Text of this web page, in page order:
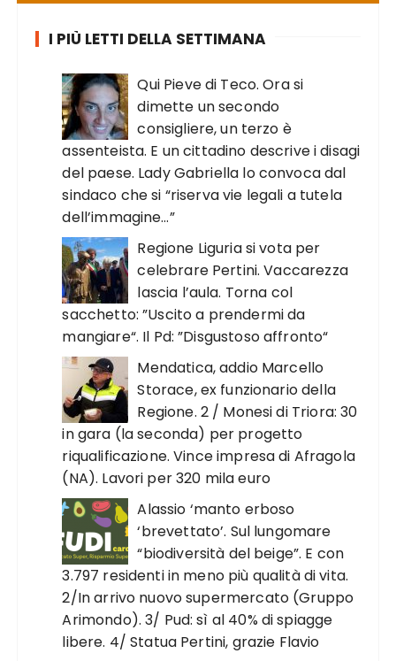
I PIÙ LETTI DELLA SETTIMANA
Qui Pieve di Teco. Ora si
dimette un secondo
consigliere, un terzo è
assenteista. E un cittadino descrive i disagi
del paese. Lady Gabriella lo convoca dal
sindaco che si “riserva vie legali a tutela
dell’immagine…”
Regione Liguria si vota per
celebrare Pertini. Vaccarezza
lascia l’aula. Torna col
sacchetto: ”Uscito a prendermi da
mangiare“. Il Pd: ”Disgustoso affronto“
Mendatica, addio Marcello
Storace, ex funzionario della
Regione. 2 / Monesi di Triora: 30
in gara (la seconda) per progetto
riqualificazione. Vince impresa di Afragola
(NA). Lavori per 320 mila euro
Alassio ‘manto erboso
‘brevettato’. Sul lungomare
“biodiversità del beige”. E con
3.797 residenti in meno più qualità di vita.
2/In arrivo nuovo supermercato (Gruppo
Arimondo). 3/ Pud: sì al 40% di spiagge
libere. 4/ Statua Pertini, grazie Flavio